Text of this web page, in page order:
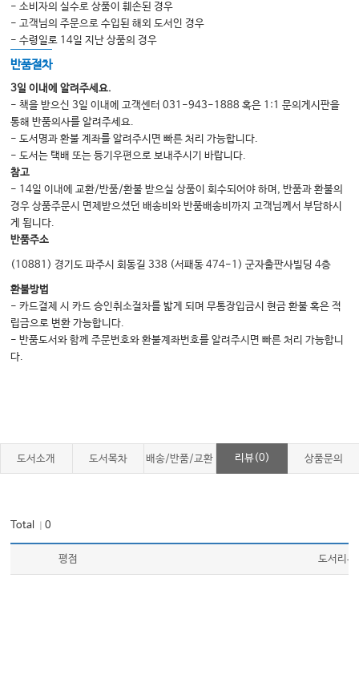
- 소비자의 실수로 상품이 훼손된 경우
- 고객님의 주문으로 수입된 해외 도서인 경우
- 수령일로 14일 지난 상품의 경우
반품절차
3일 이내에 알려주세요.
- 책을 받으신 3일 이내에 고객센터 031-943-1888 혹은 1:1 문의게시판을
통해 반품의사를 알려주세요.
- 도서명과 환불 계좌를 알려주시면 빠른 처리 가능합니다.
- 도서는 택배 또는 등기우편으로 보내주시기 바랍니다.
참고
- 14일 이내에 교환/반품/환불 받으실 상품이 회수되어야 하며, 반품과 환불의
경우 상품주문시 면제받으셨던 배송비와 반품배송비까지 고객님께서 부담하시
게 됩니다.
반품주소
(10881) 경기도 파주시 회동길 338 (서패동 474-1) 군자출판사빌딩 4층
환불방법
- 카드결제 시 카드 승인취소절차를 밟게 되며 무통장입금시 현금 환불 혹은 적
립금으로 변환 가능합니다.
- 반품도서와 함께 주문번호와 환불계좌번호를 알려주시면 빠른 처리 가능합니
다.
도서소개 도서목차 배송/반품/교환 리뷰(0) 상품문의
Total ｜0
평점 도서리뷰